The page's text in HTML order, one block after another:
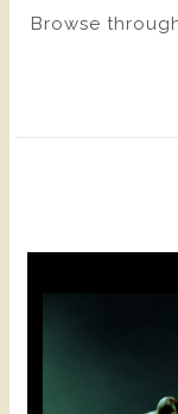
Browse